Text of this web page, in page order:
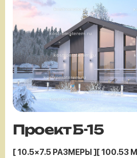
Проект Б-15
[ 10.5×7.5 РАЗМЕРЫ ] [ 100.53